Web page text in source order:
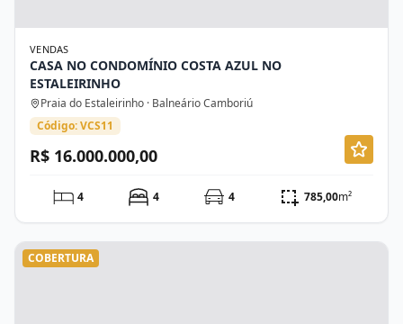
VENDAS
CASA NO CONDOMÍNIO COSTA AZUL NO
ESTALEIRINHO
Praia do Estaleirinho · Balneário Camboriú
Código: VCS11
R$ 16.000.000,00
4 4 4 785,00m²
COBERTURA